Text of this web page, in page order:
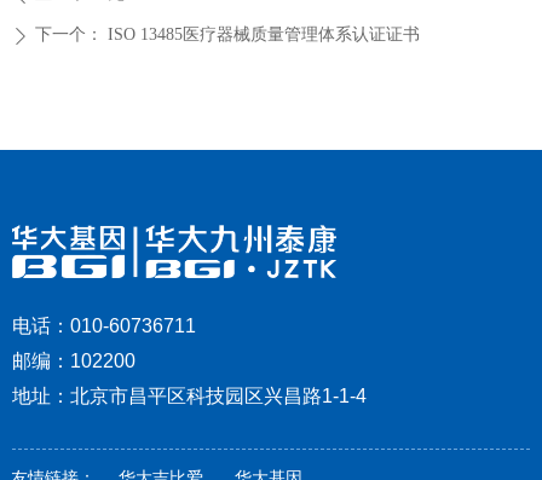
ꄲ 下一个： ISO 13485医疗器械质量管理体系认证证书
电话：010-60736711
邮编：102200
地址：北京市昌平区科技园区兴昌路1-1-4